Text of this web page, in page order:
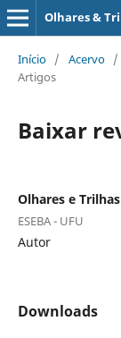
Olhares &
Início / Acervo /
Artigos
Baixar
Olhares e Trilhas
ESEBA - UFU
Autor
Downloads